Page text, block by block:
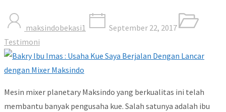
maksindobekasi1
September 22, 2017
Testimoni
Mesin mixer planetary Maksindo yang berkualitas ini telah
membantu banyak pengusaha kue. Salah satunya adalah ibu